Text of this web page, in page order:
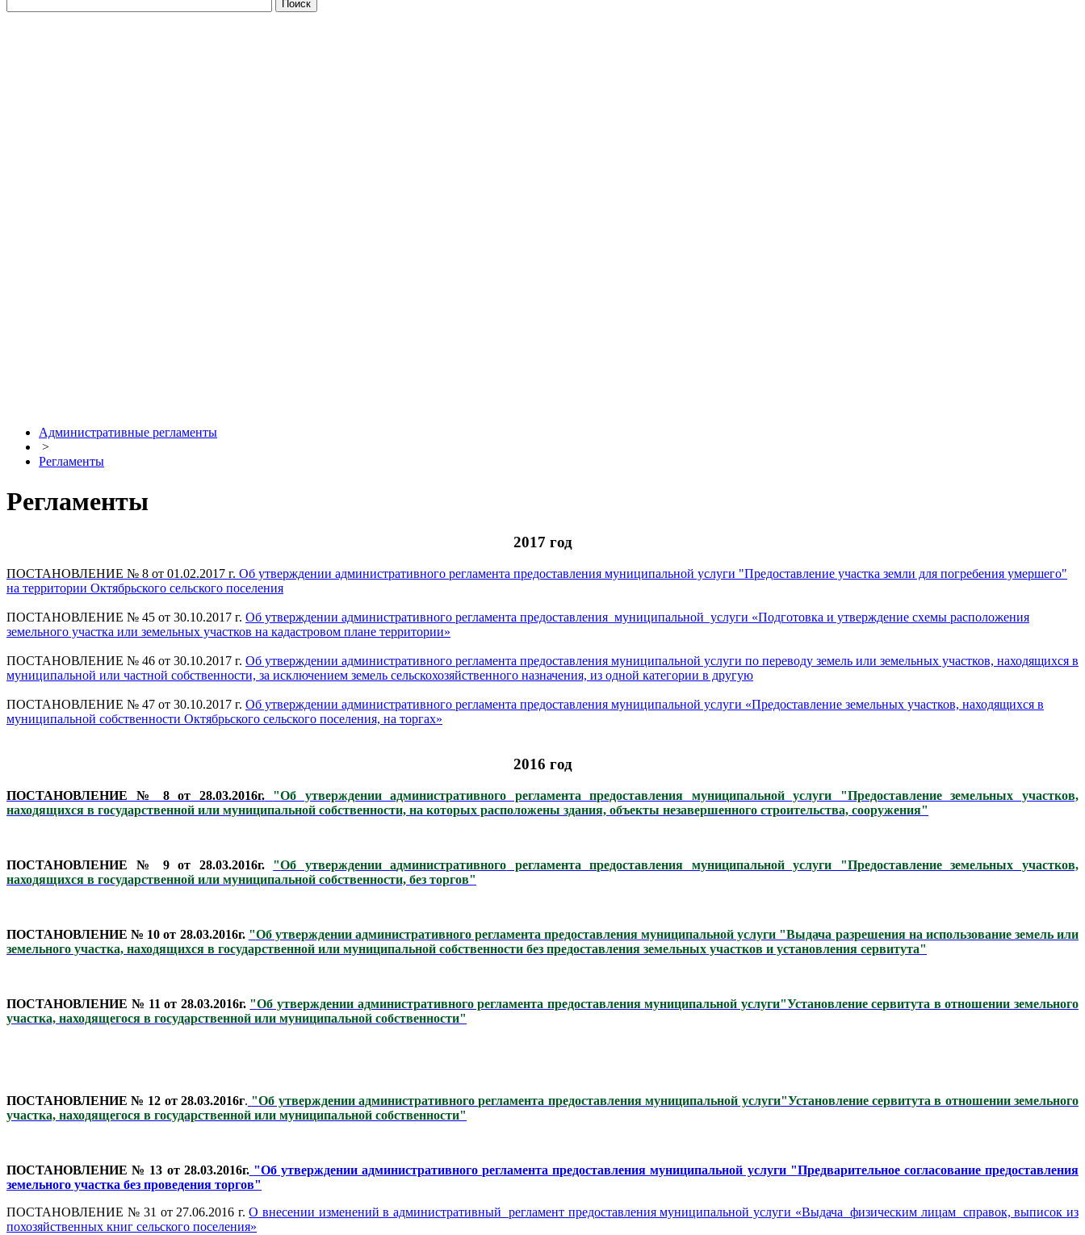
Административные регламенты
>
Регламенты
Регламенты
2017 год
ПОСТАНОВЛЕНИЕ № 8 от 01.02.2017 г. Об утверждении административного регламента предоставления муниципальной услуги "Предоставление участка земли для погребения умершего"
на территории Октябрьского сельского поселения
ПОСТАНОВЛЕНИЕ № 45 от 30.10.2017 г. Об утверждении административного регламента предоставления муниципальной услуги «Подготовка и утверждение схемы расположения
земельного участка или земельных участков на кадастровом плане территории»
ПОСТАНОВЛЕНИЕ № 46 от 30.10.2017 г. Об утверждении административного регламента предоставления муниципальной услуги по переводу земель или земельных участков, находящихся в
муниципальной или частной собственности, за исключением земель сельскохозяйственного назначения, из одной категории в другую
ПОСТАНОВЛЕНИЕ № 47 от 30.10.2017 г. Об утверждении административного регламента предоставления муниципальной услуги «Предоставление земельных участков, находящихся в
муниципальной собственности Октябрьского сельского поселения, на торгах»
2016 год
ПОСТАНОВЛЕНИЕ № 8 от 28.03.2016г. "Об утверждении административного регламента предоставления муниципальной услуги "Предоставление земельных участков,
находящихся в государственной или муниципальной собственности, на которых расположены здания, объекты незавершенного строительства, сооружения"
ПОСТАНОВЛЕНИЕ № 9 от 28.03.2016г. "Об утверждении административного регламента предоставления муниципальной услуги "Предоставление земельных участков,
находящихся в государственной или муниципальной собственности, без торгов"
ПОСТАНОВЛЕНИЕ № 10 от 28.03.2016г. "Об утверждении административного регламента предоставлениямуниципальной услуги "Выдача разрешения на использование земель или
земельного участка, находящихся в государственной или муниципальной собственности без предоставления земельных участков и установления сервитута"
ПОСТАНОВЛЕНИЕ № 11 от 28.03.2016г. "Об утверждении административного регламента предоставлениямуниципальной услуги"Установление сервитута в отношении земельного
участка, находящегося в государственной или муниципальной собственности"
ПОСТАНОВЛЕНИЕ № 12 от 28.03.2016г. "Об утверждении административного регламента предоставлениямуниципальной услуги"Установление сервитута в отношении земельного
участка, находящегося в государственной или муниципальной собственности"
ПОСТАНОВЛЕНИЕ № 13 от 28.03.2016г. "Об утверждении административного регламента предоставлениямуниципальной услуги"Предварительное согласование предоставления
земельного участка без проведения торгов"
ПОСТАНОВЛЕНИЕ № 31 от 27.06.2016 г.О внесении изменений в административный регламент предоставления муниципальной услуги «Выдача физическим лицам справок, выписок из
похозяйственных книг сельского поселения»